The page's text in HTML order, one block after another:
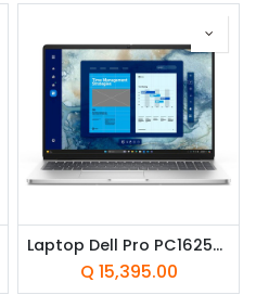
Laptop Dell Pro PC16250 16" Intel Core Ultra 7 255U 32GB RAM 1TB SSD Intel Graphics W11 Pro Plateada Teclado Español
Q 15,395.00